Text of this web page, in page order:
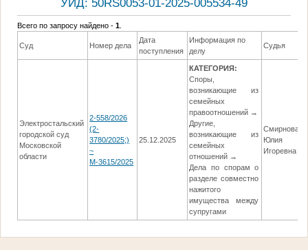
УИД: 50RS0053-01-2025-005534-49
Всего по запросу найдено -1
Суд Номер дела
Дата
поступления
Информация по
делу
Судья
Электростальский
городской суд
Московской
области
2-558/2026
(2-
3780/2025;)
~
М-3615/2025
25.12.2025
КАТЕГОРИЯ:
Споры,
возникающие из
семейных
правоотношений →
Другие,
возникающие из
семейных
отношений →
Дела по спорам о
разделе совместно
нажитого
имущества между
супругами
Смирнова
Юлия
Игоревна